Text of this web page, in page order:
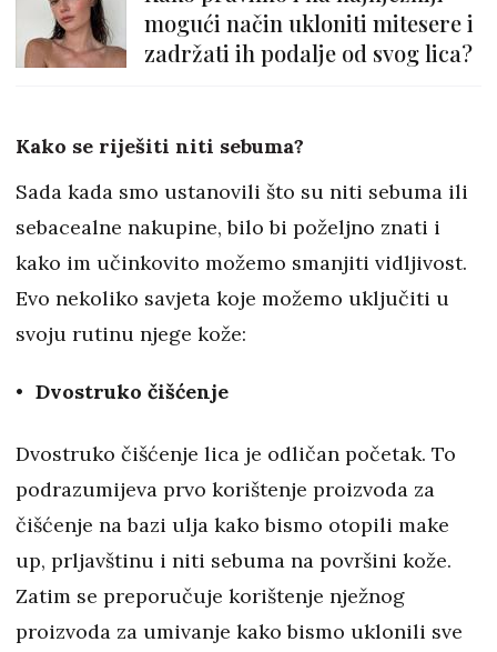
mogući način ukloniti mitesere i
zadržati ih podalje od svog lica?
Kako se riješiti niti sebuma?
Sada kada smo ustanovili što su niti sebuma ili
sebacealne nakupine, bilo bi poželjno znati i
kako im učinkovito možemo smanjiti vidljivost.
Evo nekoliko savjeta koje možemo uključiti u
svoju rutinu njege kože:
Dvostruko čišćenje
Dvostruko čišćenje lica je odličan početak. To
podrazumijeva prvo korištenje proizvoda za
čišćenje na bazi ulja kako bismo otopili make
up, prljavštinu i niti sebuma na površini kože.
Zatim se preporučuje korištenje nježnog
proizvoda za umivanje kako bismo uklonili sve